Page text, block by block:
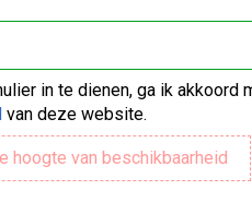
in te dienen, ga ik akkoord
van deze website.